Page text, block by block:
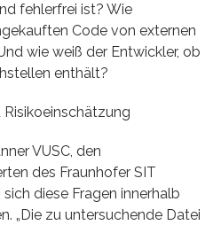
fehlerfrei ist? Wie
Code von externen
wie weiß der Entwickler, ob
enthält?
VUSC, den
des Fraunhofer SIT
diese Fragen innerhalb
„Die zu untersuchende Datei